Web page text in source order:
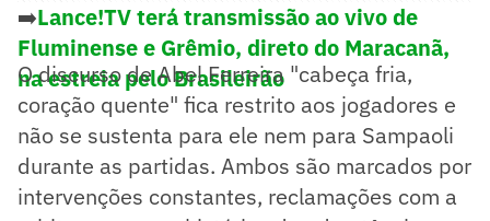
➡️Lance!TV terá transmissão ao vivo de
Fluminense e Grêmio, direto do Maracanã,
na estreia pelo Brasileirão
O discurso de Abel Ferreira "cabeça fria,
coração quente" fica restrito aos jogadores e
não se sustenta para ele nem para Sampaoli
durante as partidas. Ambos são marcados por
intervenções constantes, reclamações com a